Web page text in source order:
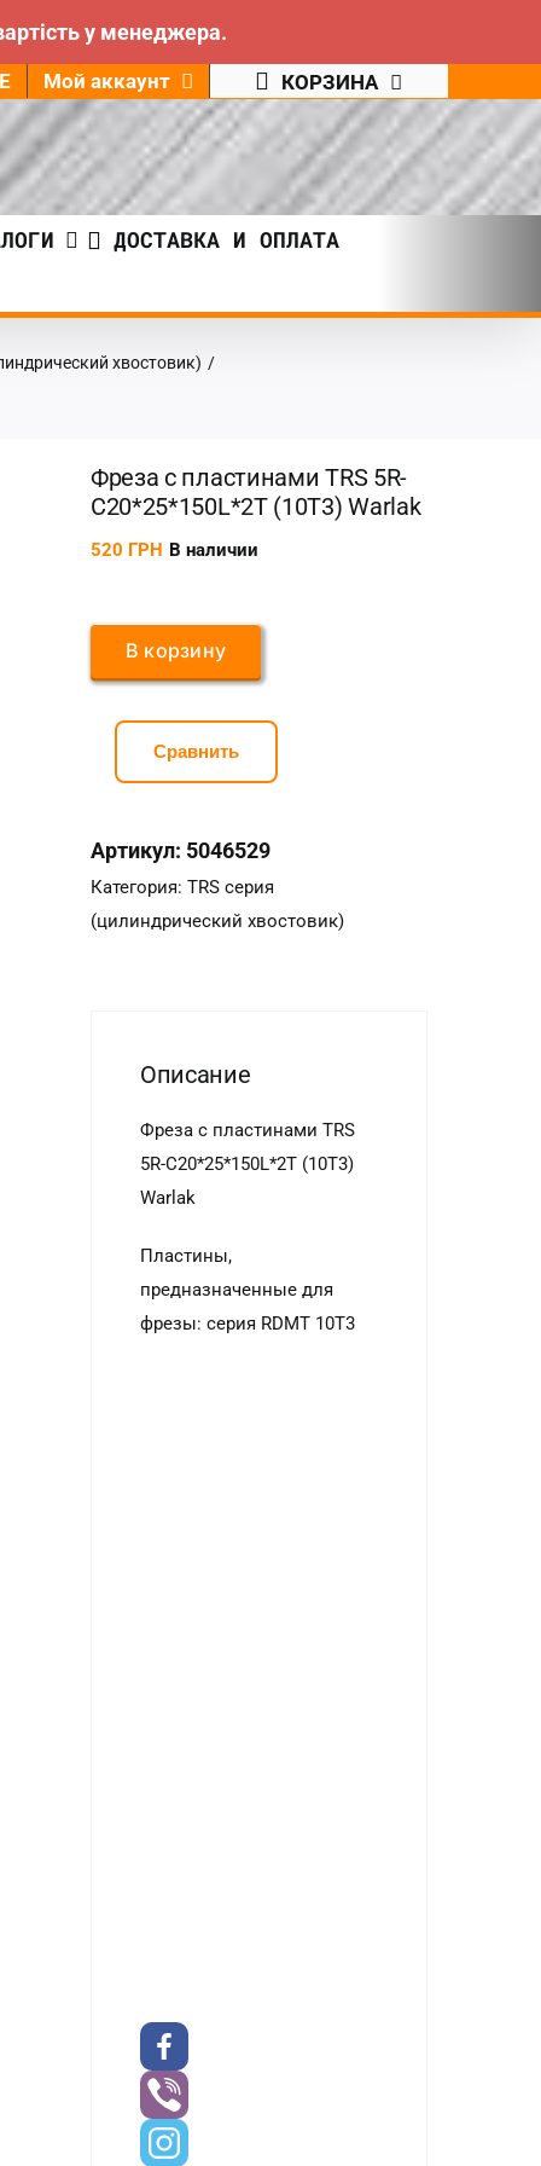
у менеджера.
Мой аккаунт КОРЗИНА
ДОСТАВКА И ОПЛАТА
хвостовик) /
Фреза с пластинами TRS 5R-
C20*25*150L*2T (10T3) Warlak
520 ГРН В наличии
В корзину
Сравнить
Артикул: 5046529
Категория: TRS серия
(цилиндрический хвостовик)
Описание
Фреза с пластинами TRS
5R-C20*25*150L*2T (10T3)
Warlak
Пластины,
предназначенные для
фрезы: серия RDMT 10T3